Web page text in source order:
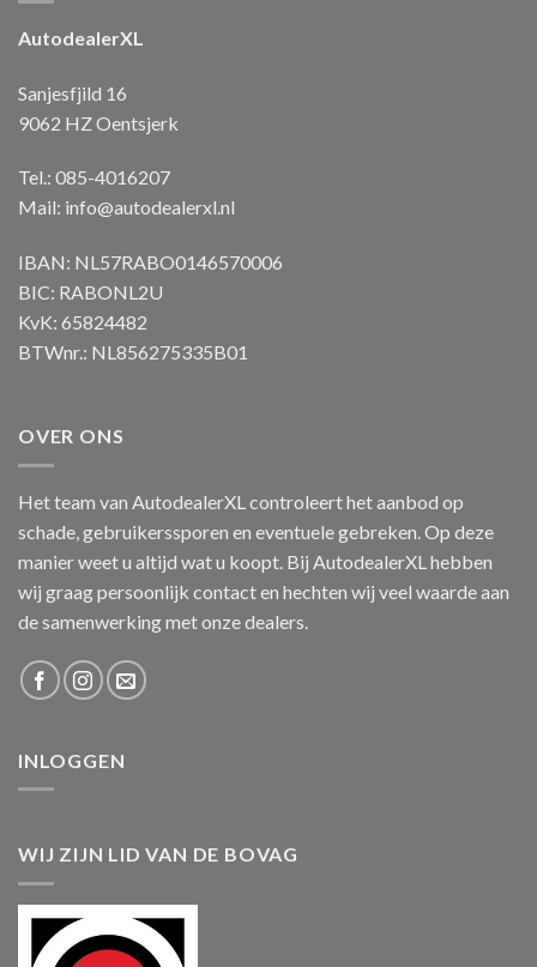
AutodealerXL
Sanjesfjild 16
9062 HZ Oentsjerk
Tel.: 085-4016207
Mail: info@autodealerxl.nl
IBAN: NL57RABO0146570006
BIC: RABONL2U
KvK: 65824482
BTWnr.: NL856275335B01
OVER ONS
Het team van AutodealerXL controleert het aanbod op
schade, gebruikerssporen en eventuele gebreken. Op deze
manier weet u altijd wat u koopt. Bij AutodealerXL hebben
wij graag persoonlijk contact en hechten wij veel waarde aan
de samenwerking met onze dealers.
INLOGGEN
WIJ ZIJN LID VAN DE BOVAG